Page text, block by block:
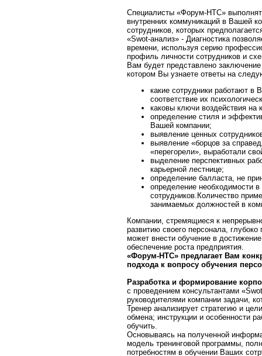
Специалисты «Форум-НТС» выполнят
внутренних коммуникаций в Вашей
сотрудников, которых
«Swot-анализ» - Диагностика
времени, используя серию
профиль личности сотрудников и
Вам будет представлено
котором Вы узнаете ответы на
какие сотрудники работают
соответствие их
каковы ключи воздействия на
определение стиля и
Вашей компании;
выявление ценных
выявление «борцов за
«перегорели», выработали
выделение перспективных
карьерной лестнице;
определение балласта, не
определение необходимости
сотрудников.Количество
занимаемых должностей в
Компании, стремящиеся к
развитию своего персонала,
может внести обучение в
обеспечение роста предприятия.
«Форум-НТС» предлагает Вам
подхода к вопросу обучения
Разработка и формирование
с проведением консультантами
руководителями компании задачи,
Тренер анализирует стратегию и
обмена; инструкции и особенности
обучить.
Основываясь на полученной
модель тренинговой программы,
потребностям в обучении Ваших